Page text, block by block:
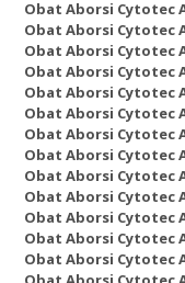
Obat Aborsi Cytotec
Obat Aborsi Cytotec
Obat Aborsi Cytotec
Obat Aborsi Cytotec
Obat Aborsi Cytotec
Obat Aborsi Cytotec
Obat Aborsi Cytotec
Obat Aborsi Cytotec
Obat Aborsi Cytotec
Obat Aborsi Cytotec
Obat Aborsi Cytotec
Obat Aborsi Cytotec
Obat Aborsi Cytotec